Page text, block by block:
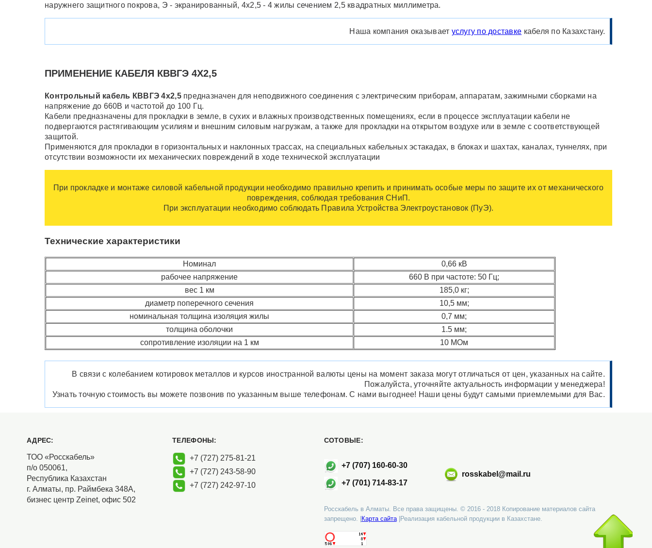
наружнего защитного покрова, Э - экранированный, 4х2,5 - 4 жилы сечением 2,5 квадратных миллиметра.
Наша компания оказывает услугу по доставке кабеля по Казахстану.
ПРИМЕНЕНИЕ КАБЕЛЯ КВВГЭ 4Х2,5
Контрольный кабель КВВГЭ 4х2,5 предназначен для неподвижного соединения с электрическим приборам, аппаратам, зажимными сборками на
напряжение до 660В и частотой до 100 Гц.
Кабели предназначены для прокладки в земле, в сухих и влажных производственных помещениях, если в процессе эксплуатации кабели не
подвергаются растягивающим усилиям и внешним силовым нагрузкам, а также для прокладки на открытом воздухе или в земле с соответствующей
защитой.
Применяются для прокладки в горизонтальных и наклонных трассах, на специальных кабельных эстакадах, в блоках и шахтах, каналах, туннелях, при
отсутствии возможности их механических повреждений в ходе технической эксплуатации
При прокладке и монтаже силовой кабельной продукции необходимо правильно крепить и принимать особые меры по защите их от механического
повреждения, соблюдая требования СНиП.
При эксплуатации необходимо соблюдать Правила Устройства Электроустановок (ПуЭ).
Технические характеристики
Номинал
0,66 кВ
рабочее напряжение
660 В при частоте: 50 Гц;
вес 1 км
185,0 кг;
диаметр поперечного сечения
10,5 мм;
номинальная толщина изоляция жилы
0,7 мм;
толщина оболочки
1.5 мм;
сопротивление изоляции на 1 км
10 МОм
В связи с колебанием котировок металлов и курсов иностранной валюты цены на момент заказа могут отличаться от цен, указанных на сайте.
Пожалуйста, уточняйте актуальность информации у менеджера!
Узнать точную стоимость вы можете позвонив по указанным выше телефонам. С нами выгоднее! Наши цены будут самыми приемлемыми для Вас.
АДРЕС:
ТОО «Росскабель»
п/о 050061,
Республика Казахстан
г. Алматы, пр. Раймбека 348А,
бизнес центр Zeinet, офис 502
ТЕЛЕФОНЫ:
+7 (727) 275-81-21
+7 (727) 243-58-90
+7 (727) 242-97-10
СОТОВЫЕ:
+7 (707) 160-60-30
+7 (701) 714-83-17
rosskabel@mail.ru
Росскабель в Алматы. Все права защищены. © 2016 - 2018 Копирование материалов сайта
запрещено. |Карта сайта|Реализация кабельной продукции в Казахстане.